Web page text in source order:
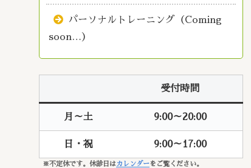
パーソナルトレーニング（Coming
soon…）
受付時間
月～土 9:00～20:00
日・祝 9:00～17:00
※不定休です。休診日はカレンダーをご覧ください。